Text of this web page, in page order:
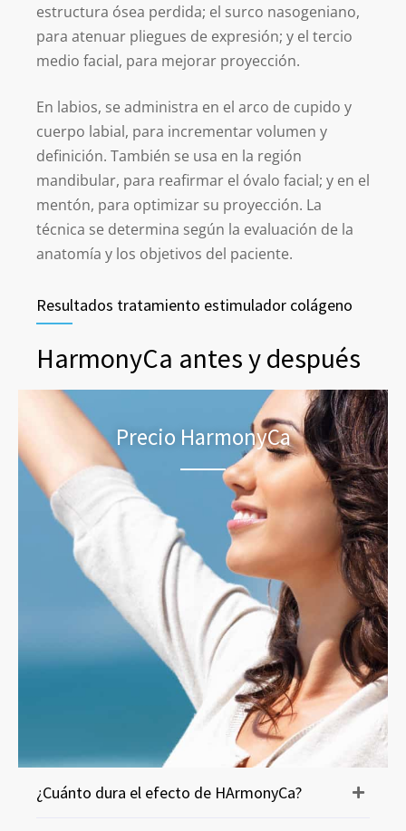
estructura ósea perdida; el surco nasogeniano,
para atenuar pliegues de expresión; y el tercio
medio facial, para mejorar proyección.
En labios, se administra en el arco de cupido y
cuerpo labial, para incrementar volumen y
definición. También se usa en la región
mandibular, para reafirmar el óvalo facial; y en el
mentón, para optimizar su proyección. La
técnica se determina según la evaluación de la
anatomía y los objetivos del paciente.
Resultados tratamiento estimulador colágeno
HarmonyCa antes y después
Precio HarmonyCa
¿Cuánto dura el efecto de HArmonyCa?